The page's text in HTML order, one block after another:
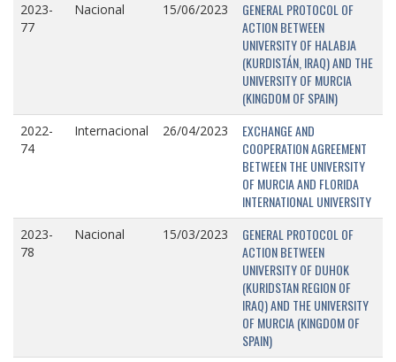
2023-
77
Nacional 15/06/2023
GENERAL PROTOCOL OF
ACTION BETWEEN
UNIVERSITY OF HALABJA
(KURDISTÁN, IRAQ) AND THE
UNIVERSITY OF MURCIA
(KINGDOM OF SPAIN)
2022-
74
Internacional 26/04/2023
EXCHANGE AND
COOPERATION AGREEMENT
BETWEEN THE UNIVERSITY
OF MURCIA AND FLORIDA
INTERNATIONAL UNIVERSITY
2023-
78
Nacional 15/03/2023
GENERAL PROTOCOL OF
ACTION BETWEEN
UNIVERSITY OF DUHOK
(KURIDSTAN REGION OF
IRAQ) AND THE UNIVERSITY
OF MURCIA (KINGDOM OF
SPAIN)